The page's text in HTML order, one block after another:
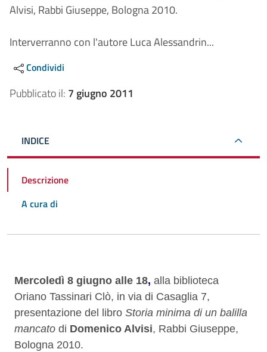
Alvisi, Rabbi Giuseppe, Bologna 2010.
Interverranno con l'autore Luca Alessandrin...
Condividi
Pubblicato il: 7 giugno 2011
INDICE
Descrizione
A cura di
Descrizione
Mercoledì 8 giugno alle 18, alla biblioteca
Oriano Tassinari Clò, in via di Casaglia 7,
presentazione del libro Storia minima di un balilla
mancato di Domenico Alvisi, Rabbi Giuseppe,
Bologna 2010.